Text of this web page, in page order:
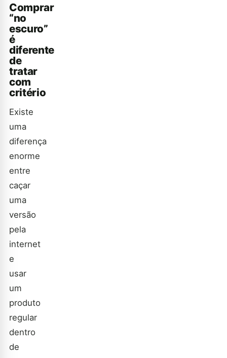
Comprar
“no
escuro”
é
diferente
de
tratar
com
critério
Existe
uma
diferença
enorme
entre
caçar
uma
versão
pela
internet
e
usar
um
produto
regular
dentro
de